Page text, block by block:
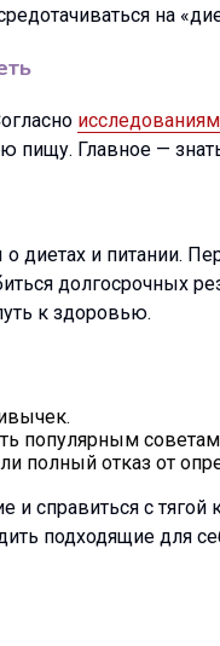
на
исследованиям
пищу. Главное —
и питании.
долгосрочных
к здоровью.
популярным
полный отказ от
справиться с
подходящие для